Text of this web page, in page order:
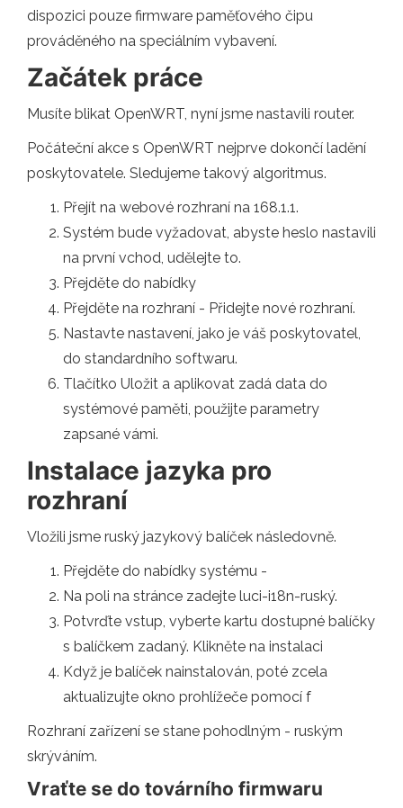
dispozici pouze firmware paměťového čipu
prováděného na speciálním vybavení.
Začátek práce
Musíte blikat OpenWRT, nyní jsme nastavili router.
Počáteční akce s OpenWRT nejprve dokončí ladění
poskytovatele. Sledujeme takový algoritmus.
Přejít na webové rozhraní na 168.1.1.
Systém bude vyžadovat, abyste heslo nastavili
na první vchod, udělejte to.
Přejděte do nabídky
Přejděte na rozhraní - Přidejte nové rozhraní.
Nastavte nastavení, jako je váš poskytovatel,
do standardního softwaru.
Tlačítko Uložit a aplikovat zadá data do
systémové paměti, použijte parametry
zapsané vámi.
Instalace jazyka pro
rozhraní
Vložili jsme ruský jazykový balíček následovně.
Přejděte do nabídky systému -
Na poli na stránce zadejte luci-i18n-ruský.
Potvrďte vstup, vyberte kartu dostupné balíčky
s balíčkem zadaný. Klikněte na instalaci
Když je balíček nainstalován, poté zcela
aktualizujte okno prohlížeče pomocí f
Rozhraní zařízení se stane pohodlným - ruským
skrýváním.
Vraťte se do továrního firmwaru